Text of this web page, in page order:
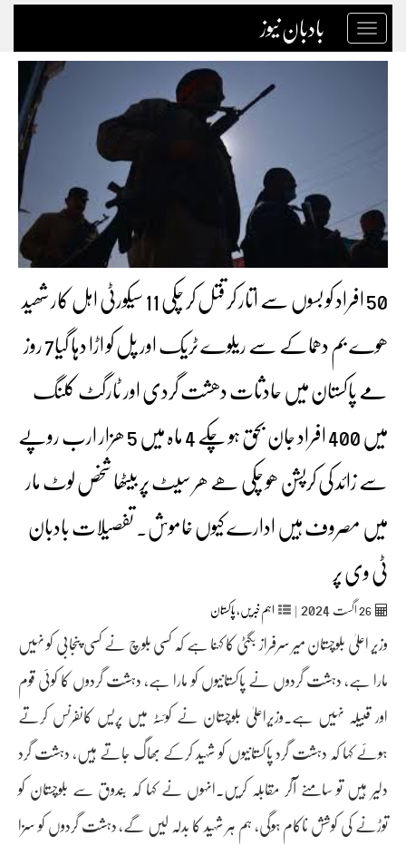
Toggle
navigationبادبان نیوز
50 افراد کو بسوں سے اتار کر قتل کر چکی 11 سیکورٹی اہل کار شھید
ھوے بم دھماکے سے ریلوے ٹریک اور پل کو اڑا دہا گیا7 روز
مے پاکستان میں حادثات دھشت گردی اور ٹارگٹ کلنگ
میں 400 افراد جان بحق ہو چکے 4 ماہ میں 5 ھزار ارب روپے
سے زائد کی کرپشن ھو چکی ھے ھر سیٹ پر بیٹھا شخص لوٹ مار
میں مصروف ہیں ادارے کیوں خاموش۔ تفصیلات بادبان
ٹی وی پر
26اگست‬‮ | اہم خبریں,پاکستان
وزیر اعلیٰ بلوچستان میر سرفراز بگٹی کا کہنا ہے کہ کسی بلوچ نے کسی پنجابی کو نہیں
مارا ہے، دہشت گردوں نے پاکستانیوں کو مارا ہے، دہشت گردوں کا کوئی قوم
اور قبیلہ نہیں ہے۔وزیراعلیٰ بلوچستان نے کوئٹہ میں پریس کانفرنس کرتے
ہوئے کہا کہ دہشت گرد پاکستانیوں کو شہید کرکے بھاگ جاتے ہیں، دہشت گرد
دلیر ہیں تو سامنے آکر مقابلہ کریں۔انہوں نے کہا کہ بندوق سے بلوچستان کو
توڑنے کی کوشش ناکام ہوگی، ہم ہر شہید کا بدلہ لیں گے، دہشت گردوں کو سزا